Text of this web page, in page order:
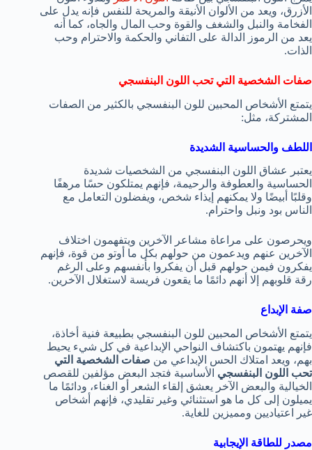
الأزرق، ويعد من الألوان الأنيقة والمريحة للنفس فإنه يدل على
الفخامة والنبل والشغف والقوة وحب المال والجاه، كما أنه
يعد من الرموز الدالة على التفاني والحكمة والاحترام وحب
الذات.
صفات الشخصية التي تحب اللون البنفسجي
يتمتع الأشخاص المحبين للون البنفسجي بالكثير من الصفات
المشتركة، مثل:
اللطف والحساسية الشديدة
يعتبر عشاق اللون البنفسجي من الشخصيات شديدة
الحساسية والعطوفة والرحيمة، فإنهم يمتلكون حسًا مرهفًا
وقلبًا أبيضًا ولا يمكنهم إيذاء شخص، ويفضلون التعامل مع
الناس بود ونبل واحترام.
ويحرصون على مراعاة مشاعر الآخرين ويتفهمون اختلاف
الآخرين عنهم ويدعمون من حولهم بكل ما أوتو من قوة، فإنهم
يفكرون فيمن حولهم قبل أن يفكروا بأنفسهم وعلى الرغم
رقة قلوبهم إلا أنهم دائمًا ما يقعون فريسة لاستغلال الآخرين.
صفة الإبداع
يتمتع الأشخاص المحبين للون البنفسجي بطبيعة فنية أخاذة،
فإنهم يهتمون باكتشاف النواحي الإبداعية في كل شيء يحيط
بهم، ويعد امتلاك الحس الإبداعي من صفات الشخصية التي
تحب اللون البنفسجي الأساسية فتجد البعض مؤلفين للقصص
الخيالية والبعض الآخر يعشق إلقاء الشعر أو الغناء، ودائمًا ما
يميلون إلى كل ما هو استثنائي وغير تقليدي، فإنهم أشخاص
غير اعتياديين ومميزين للغاية.
مصدر للطاقة الإيجابية